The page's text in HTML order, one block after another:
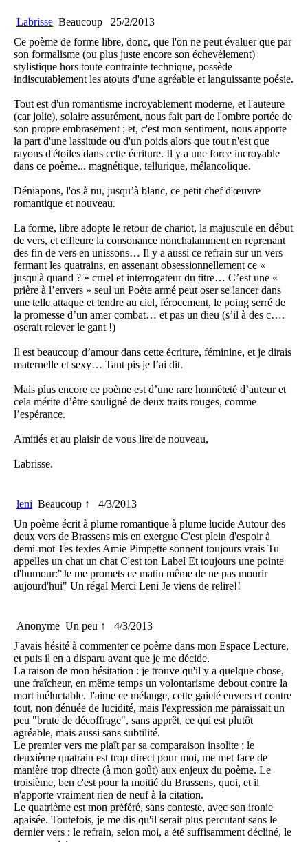
Labrisse Beaucoup
25/2/2013
Ce poème de forme libre, donc, que l'on ne peut évaluer que par
son formalisme (ou plus juste encore son échevèlement)
stylistique hors toute contrainte technique, possède
indiscutablement les atouts d'une agréable et languissante poésie.
Tout est d'un romantisme incroyablement moderne, et l'auteure
(car jolie), solaire assurément, nous fait part de l'ombre portée de
son propre embrasement ; et, c'est mon sentiment, nous apporte
la part d'une lassitude ou d'un poids alors que tout n'est que
rayons d'étoiles dans cette écriture. Il y a une force incroyable
dans ce poème... magnétique, tellurique, mélancolique.
Déniapons, l'os à nu, jusqu’à blanc, ce petit chef d'œuvre
romantique et nouveau.
La forme, libre adopte le retour de chariot, la majuscule en début
de vers, et effleure la consonance nonchalamment en reprenant
des fin de vers en unissons… Il y a aussi ce refrain sur un vers
fermant les quatrains, en assenant obsessionnellement ce «
jusqu'à quand ? » cruel et interrogateur du titre… C’est une «
prière à l’envers » seul un Poète armé peut oser se lancer dans
une telle attaque et tendre au ciel, férocement, le poing serré de
la promesse d’un amer combat… et pas un dieu (s’il à des c….
oserait relever le gant !)
Il est beaucoup d’amour dans cette écriture, féminine, et je dirais
maternelle et sexy… Tant pis je l’ai dit.
Mais plus encore ce poème est d’une rare honnêteté d’auteur et
cela mérite d’être souligné de deux traits rouges, comme
l’espérance.
Amitiés et au plaisir de vous lire de nouveau,
Labrisse.
leni Beaucoup ↑
4/3/2013
Un poème écrit à plume romantique à plume lucide Autour des
deux vers de Brassens mis en exergue C'est plein d'espoir à
demi-mot Tes textes Amie Pimpette sonnent toujours vrais Tu
appelles un chat un chat C'est ton Label Et toujours une pointe
d'humour:"Je me promets ce matin même de ne pas mourir
aujourd'hui" Un régal Merci Leni Je viens de relire!!
Anonyme Un peu ↑
4/3/2013
J'avais hésité à commenter ce poème dans mon Espace Lecture,
et puis il en a disparu avant que je me décide.
La raison de mon hésitation : je trouve qu'il y a quelque chose,
une fraîcheur, en même temps un volontarisme debout contre la
mort inéluctable. J'aime ce mélange, cette gaieté envers et contre
tout, non dénuée de lucidité, mais l'expression me paraissait un
peu "brute de décoffrage", sans apprêt, ce qui est plutôt
agréable, mais aussi sans subtilité.
Le premier vers me plaît par sa comparaison insolite ; le
deuxième quatrain est trop direct pour moi, me met face de
manière trop directe (à mon goût) aux enjeux du poème. Le
troisième, ben c'est pour la moitié du Brassens, quoi, et il
n'apporte vraiment rien de neuf à la citation.
Le quatrième est mon préféré, sans conteste, avec son ironie
apaisée. Toutefois, je me dis qu'il serait plus percutant sans le
dernier vers : le refrain, selon moi, a été suffisamment décliné, le